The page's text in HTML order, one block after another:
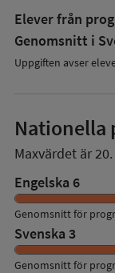
Elever från
Genomsnitt i
Uppgiften avser
Nationella
Maxvärdet är 20.
Engelska 6
Genomsnitt för
Svenska 3
Genomsnitt för